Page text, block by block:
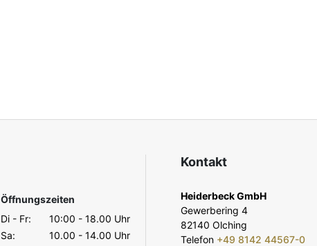
Öffnungszeiten
Di - Fr:
10:00 - 18.00 Uhr
Sa:
10.00 - 14.00 Uhr
Kontakt
Heiderbeck GmbH
Gewerbering 4
82140 Olching
Telefon +49 8142 44567-0